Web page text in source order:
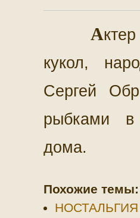
А
кукол,
Сергей
рыбками
дома.
Похожие темы: